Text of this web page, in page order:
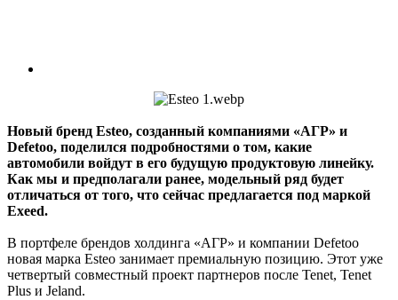
Новый бренд Esteo, созданный компаниями «АГР» и
Defetoo, поделился подробностями о том, какие
автомобили войдут в его будущую продуктовую линейку.
Как мы и предполагали ранее, модельный ряд будет
отличаться от того, что сейчас предлагается под маркой
Exeed.
В портфеле брендов холдинга «АГР» и компании Defetoo
новая марка Esteo занимает премиальную позицию. Этот уже
четвертый совместный проект партнеров после Tenet, Tenet
Plus и Jeland.